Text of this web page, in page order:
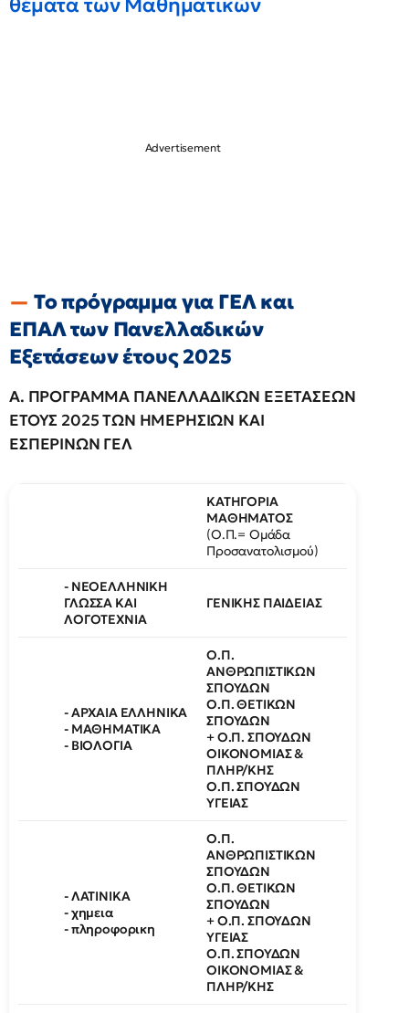
θέματα των Μαθηματικών
Το πρόγραμμα για ΓΕΛ και
ΕΠΑΛ των Πανελλαδικών
Εξετάσεων έτους 2025
Α. ΠΡΟΓΡΑΜΜΑ ΠΑΝΕΛΛΑΔΙΚΩΝ ΕΞΕΤΑΣΕΩΝ
ΕΤΟΥΣ 2025 ΤΩΝ ΗΜΕΡΗΣΙΩΝ ΚΑΙ
ΕΣΠΕΡΙΝΩΝ ΓΕΛ
ΚΑΤΗΓΟΡΙΑ
ΜΑΘΗΜΑΤΟΣ
(Ο.Π.= Ομάδα
Προσανατολισμού)
- ΝΕΟΕΛΛΗΝΙΚΗ
ΓΛΩΣΣΑ ΚΑΙ
ΛΟΓΟΤΕΧΝΙΑ
ΓΕΝΙΚΗΣ ΠΑΙΔΕΙΑΣ
- ΑΡΧΑΙΑ ΕΛΛΗΝΙΚΑ
- ΜΑΘΗΜΑΤΙΚΑ
- ΒΙΟΛΟΓΙΑ
Ο.Π.
ΑΝΘΡΩΠΙΣΤΙΚΩΝ
ΣΠΟΥΔΩΝ
Ο.Π. ΘΕΤΙΚΩΝ
ΣΠΟΥΔΩΝ
+ Ο.Π. ΣΠΟΥΔΩΝ
ΟΙΚΟΝΟΜΙΑΣ &
ΠΛΗΡ/ΚΗΣ
Ο.Π. ΣΠΟΥΔΩΝ
ΥΓΕΙΑΣ
- ΛΑΤΙΝΙΚΑ
- χημεια
- πληροφορικη
Ο.Π.
ΑΝΘΡΩΠΙΣΤΙΚΩΝ
ΣΠΟΥΔΩΝ
Ο.Π. ΘΕΤΙΚΩΝ
ΣΠΟΥΔΩΝ
+ Ο.Π. ΣΠΟΥΔΩΝ
ΥΓΕΙΑΣ
Ο.Π. ΣΠΟΥΔΩΝ
ΟΙΚΟΝΟΜΙΑΣ &
ΠΛΗΡ/ΚΗΣ